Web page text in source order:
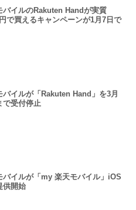
バイルのRakuten Handが実質
で買えるキャンペーンが1月7日で
バイルが「Rakuten Hand」を3月
で受付停止
バイルが「my 楽天モバイル」iOS
供開始